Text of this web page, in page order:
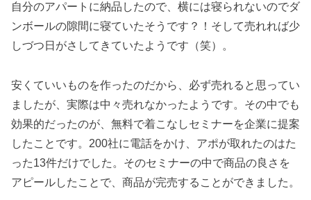
自分のアパートに納品したので、横には寝られないのでダ
ンボールの隙間に寝ていたそうです？！そして売れれば少
しづつ日がさしてきていたようです（笑）。
安くていいものを作ったのだから、必ず売れると思ってい
ましたが、実際は中々売れなかったようです。その中でも
効果的だったのが、無料で着こなしセミナーを企業に提案
したことです。200社に電話をかけ、アポが取れたのはた
った13件だけでした。そのセミナーの中で商品の良さを
アピールしたことで、商品が完売することができました。